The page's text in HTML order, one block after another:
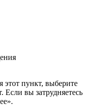
пункт, выберите
Если вы затрудняетесь